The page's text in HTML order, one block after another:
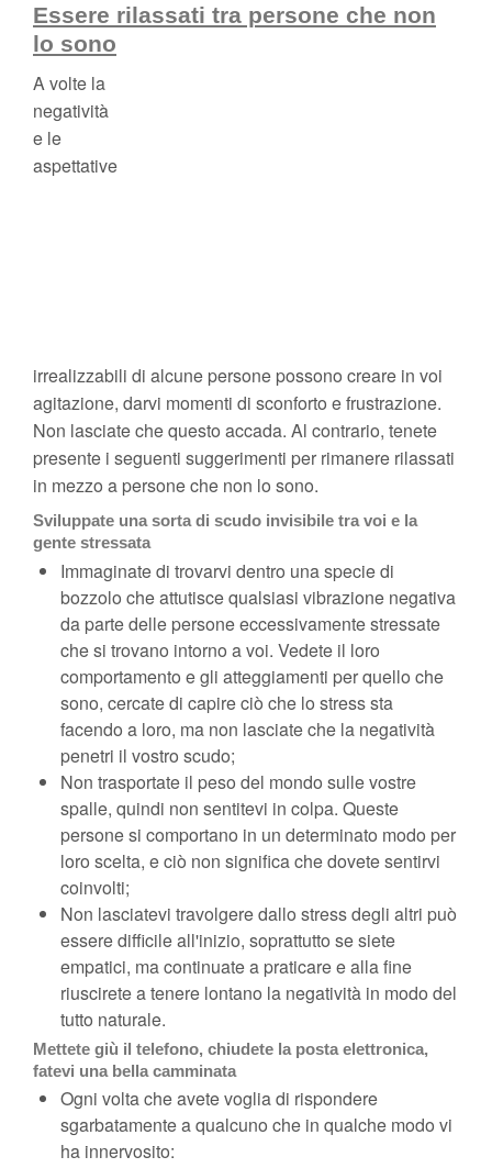
Essere rilassati tra persone che non
lo sono
A volte la
negatività
e le
aspettative
irrealizzabili di alcune persone possono creare in voi
agitazione, darvi momenti di sconforto e frustrazione.
Non lasciate che questo accada. Al contrario, tenete
presente i seguenti suggerimenti per rimanere rilassati
in mezzo a persone che non lo sono.
Sviluppate una sorta di scudo invisibile tra voi e la
gente stressata
Immaginate di trovarvi dentro una specie di
bozzolo che attutisce qualsiasi vibrazione negativa
da parte delle persone eccessivamente stressate
che si trovano intorno a voi. Vedete il loro
comportamento e gli atteggiamenti per quello che
sono, cercate di capire ciò che lo stress sta
facendo a loro, ma non lasciate che la negatività
penetri il vostro scudo;
Non trasportate il peso del mondo sulle vostre
spalle, quindi non sentitevi in colpa. Queste
persone si comportano in un determinato modo per
loro scelta, e ciò non significa che dovete sentirvi
coinvolti;
Non lasciatevi travolgere dallo stress degli altri può
essere difficile all'inizio, soprattutto se siete
empatici, ma continuate a praticare e alla fine
riuscirete a tenere lontano la negatività in modo del
tutto naturale.
Mettete giù il telefono, chiudete la posta elettronica,
fatevi una bella camminata
Ogni volta che avete voglia di rispondere
sgarbatamente a qualcuno che in qualche modo vi
ha innervosito: